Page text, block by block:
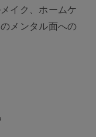
イク、ホームケ
メンタル面への